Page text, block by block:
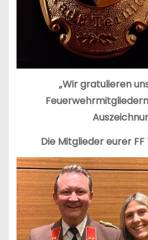
„Wir gratulieren
Die Mitglieder eurer